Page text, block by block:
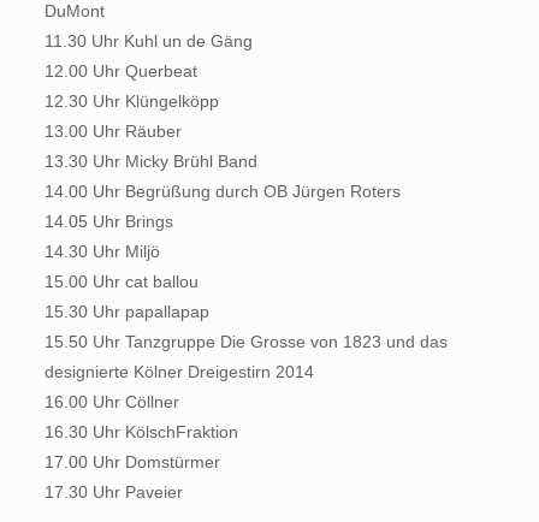
DuMont
11.30 Uhr Kuhl un de Gäng
12.00 Uhr Querbeat
12.30 Uhr Klüngelköpp
13.00 Uhr Räuber
13.30 Uhr Micky Brühl Band
14.00 Uhr Begrüßung durch OB Jürgen Roters
14.05 Uhr Brings
14.30 Uhr Miljö
15.00 Uhr cat ballou
15.30 Uhr papallapap
15.50 Uhr Tanzgruppe Die Grosse von 1823 und das
designierte Kölner Dreigestirn 2014
16.00 Uhr Cöllner
16.30 Uhr KölschFraktion
17.00 Uhr Domstürmer
17.30 Uhr Paveier